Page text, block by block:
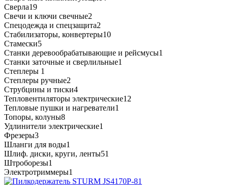
Сверла19
Свечи и ключи свечные2
Спецодежда и спецзащита2
Стабилизаторы, конвертеры10
Стамески5
Станки деревообрабатывающие и рейсмусы1
Станки заточные и сверлильные1
Степлеры 1
Степлеры ручные2
Струбцины и тиски4
Тепловентиляторы электрические12
Тепловые пушки и нагреватели1
Топоры, колуны8
Удлинители электрические1
Фрезеры3
Шланги для воды1
Шлиф. диски, круги, ленты51
Штроборезы1
Электротриммеры1